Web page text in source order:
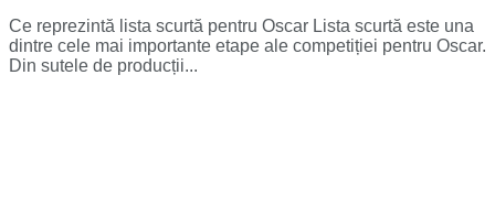
Ce reprezintă lista scurtă pentru Oscar Lista scurtă este una
dintre cele mai importante etape ale competiției pentru Oscar.
Din sutele de producții...